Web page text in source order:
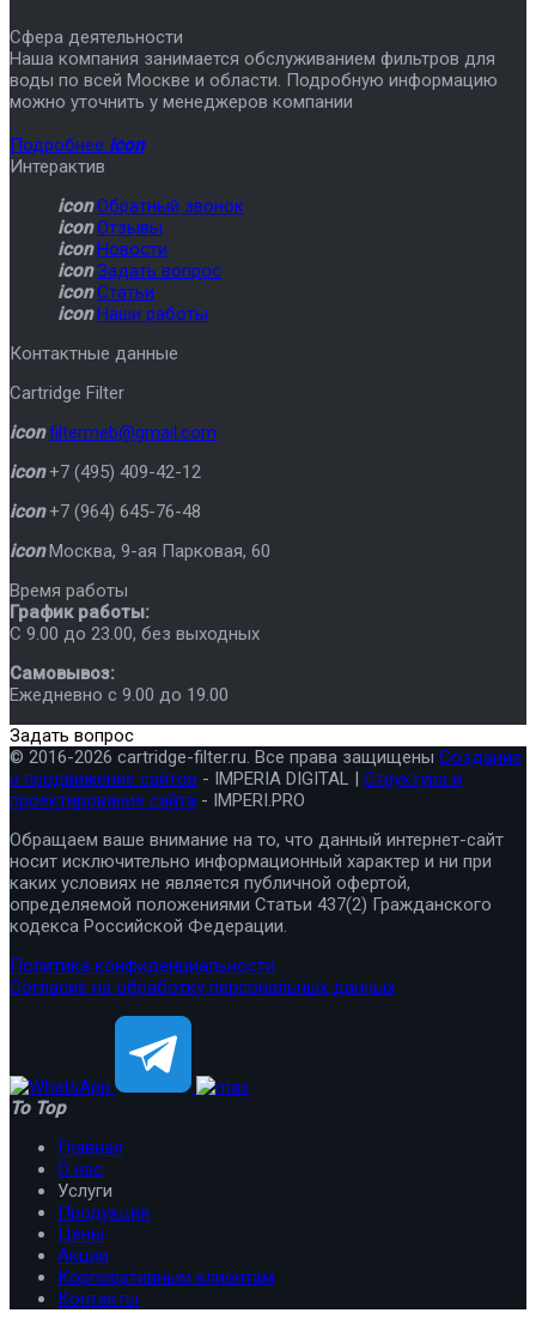
Сфера деятельности
Наша компания занимается обслуживанием фильтров для
воды по всей Москве и области. Подробную информацию
можно уточнить у менеджеров компании
Подробнее icon
Интерактив
icon Обратный звонок
icon Отзывы
icon Новости
icon Задать вопрос
icon Статьи
icon Наши работы
Контактные данные
Cartridge Filter
icon filtermeb@gmail.com
icon +7 (495) 409-42-12
icon +7 (964) 645-76-48
icon Москва, 9-ая Парковая, 60
Время работы
График работы:
C 9.00 до 23.00, без выходных
Самовывоз:
Ежедневно с 9.00 до 19.00
Задать вопрос
© 2016-2026 cartridge-filter.ru. Все права защищены Создание
и продвижение сайтов - IMPERIA DIGITAL | Структура и
проектирование сайта - IMPERI.PRO
Обращаем ваше внимание на то, что данный интернет-сайт
носит исключительно информационный характер и ни при
каких условиях не является публичной офертой,
определяемой положениями Статьи 437(2) Гражданского
кодекса Российской Федерации.
Политика конфиденциальности
Согласие на обработку персональных данных
To Top
Главная
О нас
Услуги
Продукция
Цены
Акции
Корпоративным клиентам
Контакты